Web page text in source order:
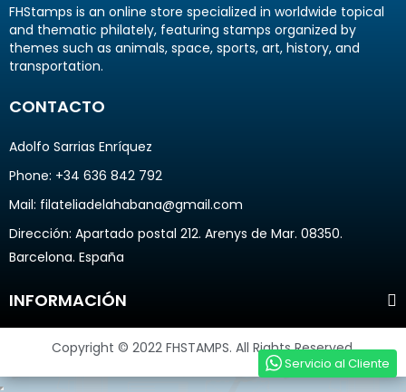
Servicio al Cliente
FHStamps is an online store specialized in worldwide topical
and thematic philately, featuring stamps organized by
themes such as animals, space, sports, art, history, and
transportation.
CONTACTO
Adolfo Sarrias Enríquez
Phone: +34 636 842 792
Mail: filateliadelahabana@gmail.com
Dirección: Apartado postal 212. Arenys de Mar. 08350.
Barcelona. España
INFORMACIÓN
Copyright © 2022 FHSTAMPS. All Rights Reserved.